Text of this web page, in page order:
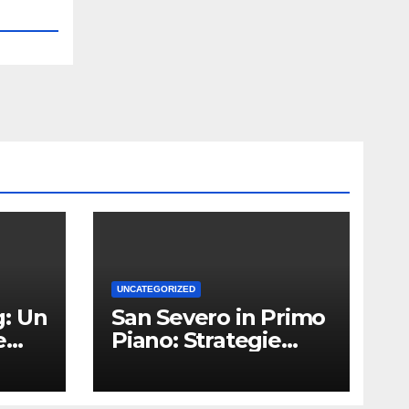
Un
UNCATEGORIZED
San Severo in Primo
Piano: Strategie
Attività Locali nei